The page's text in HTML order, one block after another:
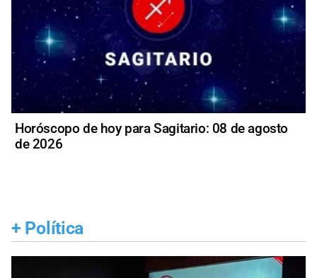
Horóscopo de hoy para Sagitario: 08 de agosto
de 2026
+ Política